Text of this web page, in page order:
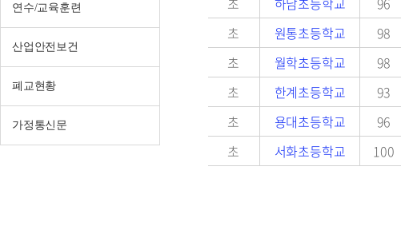
연수/교육훈련
산업안전보건
폐교현황
가정통신문
초
원통초등학교 98
초
월학초등학교 98
초
한계초등학교 93
초
용대초등학교 96
초
서화초등학교 100